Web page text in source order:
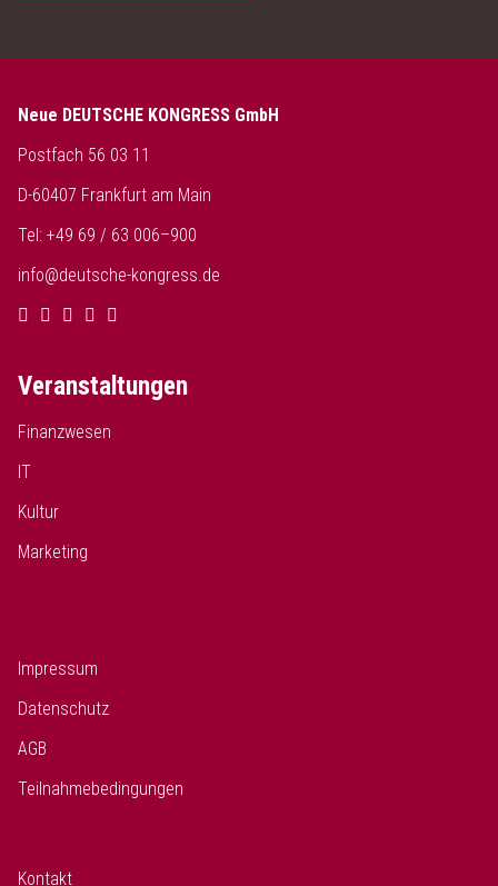
Neue DEUTSCHE KONGRESS GmbH
Postfach 56 03 11
D-60407 Frankfurt am Main
Tel: +49 69 / 63 006–900
info@deutsche-kongress.de
Veranstaltungen
Finanzwesen
IT
Kultur
Marketing
Impressum
Datenschutz
AGB
Teilnahmebedingungen
Kontakt